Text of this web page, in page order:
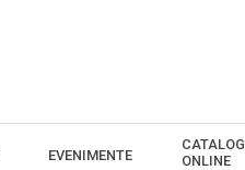
EVENIMENTE
CATALOG
ONLINE